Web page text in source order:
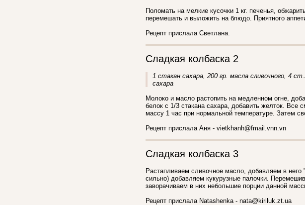
Поломать на мелкие кусочки 1 кг. печенья,
перемешать и выложить на блюдо. Приятного
Рецепт прислала Светлана.
Сладкая колбаска 2
1 стакан сахара, 200 гр. масла сливочного, 4
сахара
Молоко и масло растопить на медленном огне,
белок с 1/3 стакана сахара, добавить желток.
массу 1 час при нормальной температуре. Затем
Рецепт прислала Аня - vietkhanh@fmail.vnn.vn
Сладкая колбаска 3
Растапливаем сливочное масло, добавляем в него
сильно) добавляем кукурузные палочки.
заворачиваем в них небольшие порции данной
Рецепт прислала Natashenka - nata@kiriluk.zt.ua